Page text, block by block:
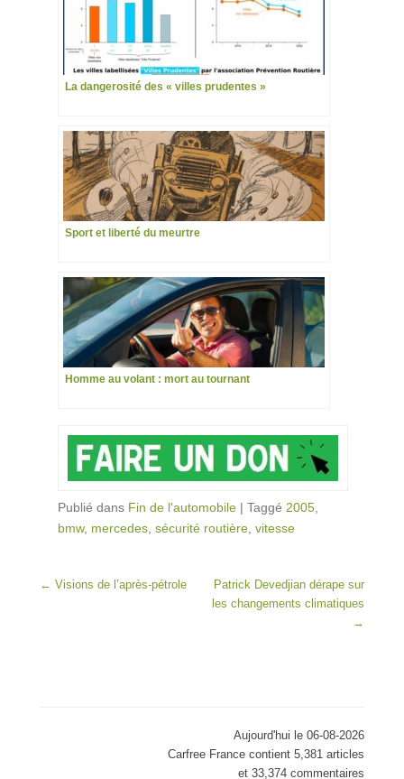
La dangerosité des « villes prudentes »
Sport et liberté du meurtre
Homme au volant : mort au tournant
Publié dans Fin de l'automobile | Taggé 2005,
bmw, mercedes, sécurité routière, vitesse
Post navigation
← Visions de l’après-pétrole
Patrick Devedjian dérape sur
les changements climatiques
→
Aujourd'hui le 06-08-2026
Carfree France contient 5,381 articles
et 33,374 commentaires